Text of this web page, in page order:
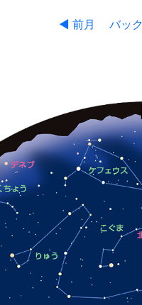
◀ 前月 バッ